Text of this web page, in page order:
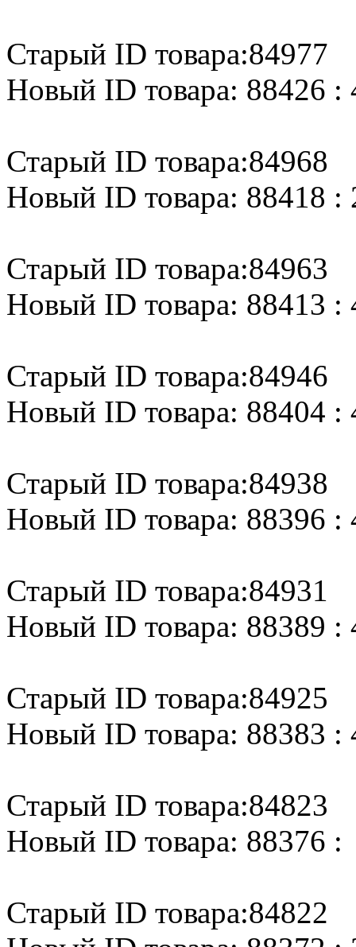
Старый ID товара:84977
Новый ID товара: 88426 :
Старый ID товара:84968
Новый ID товара: 88418 :
Старый ID товара:84963
Новый ID товара: 88413 :
Старый ID товара:84946
Новый ID товара: 88404 :
Старый ID товара:84938
Новый ID товара: 88396 :
Старый ID товара:84931
Новый ID товара: 88389 :
Старый ID товара:84925
Новый ID товара: 88383 :
Старый ID товара:84823
Новый ID товара: 88376 :
Старый ID товара:84822